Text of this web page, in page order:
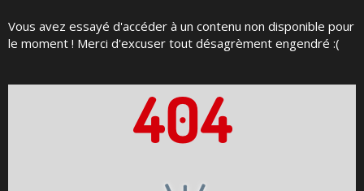
Vous avez essayé d'accéder à un contenu non disponible pour
le moment ! Merci d'excuser tout désagrèment engendré :(